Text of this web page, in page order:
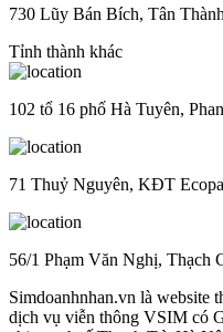
730 Lũy Bán Bích, Tân
Tỉnh thành khác
102 tổ 16 phố Hà Tuyên,
71 Thuỷ Nguyên, KĐT
56/1 Phạm Văn Nghị, Thạch
Simdoanhnhan.vn là website
dịch vụ viễn thông VSIM có